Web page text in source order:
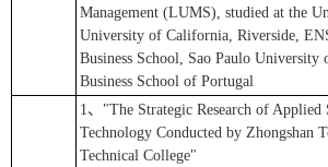
Management (LUMS), studied at the
University of California, Riverside,
Business School, Sao Paulo
Business School of Portugal
1、"The Strategic Research of Applied
Technology Conducted by Zhongshan
Technical College"